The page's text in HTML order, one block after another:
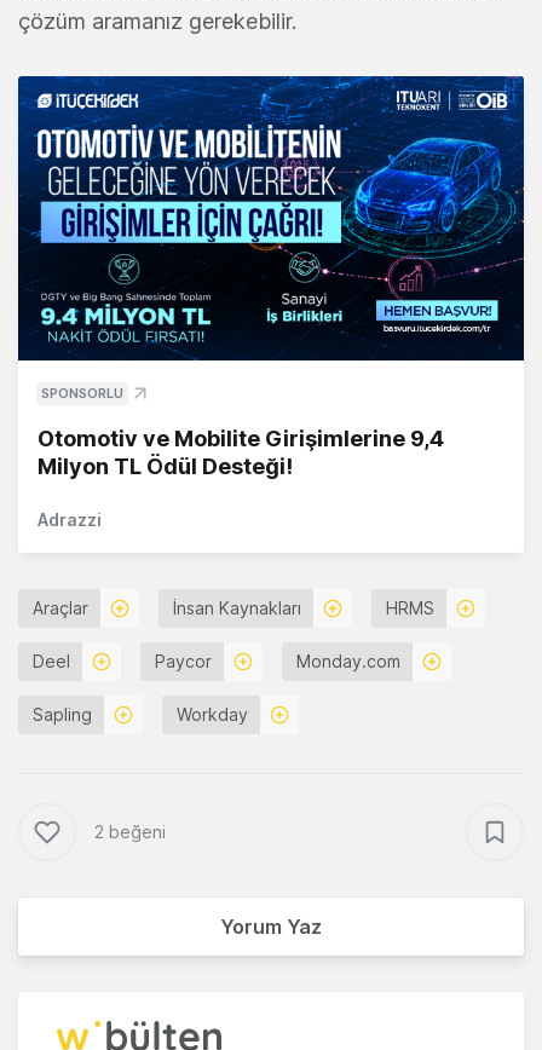
çözüm aramanız gerekebilir.
SPONSORLU
Otomotiv ve Mobilite Girişimlerine 9,4
Milyon TL Ödül Desteği!
Adrazzi
Araçlar İnsan Kaynakları HRMS
Deel Paycor Monday.com
Sapling Workday
2 beğeni
Yorum Yaz